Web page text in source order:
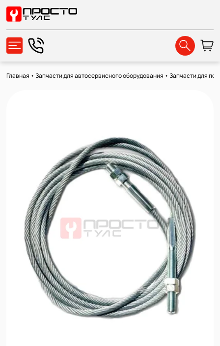
Главная •Запчасти для автосервисного оборудования •Запчасти для